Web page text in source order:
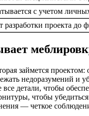
с учетом
проекта до
займется
недоразумений и
детали, чтобы
чтобы
— четкое